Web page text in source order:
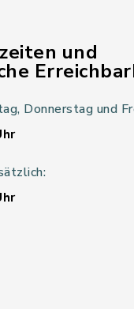
und
Donnerstag und